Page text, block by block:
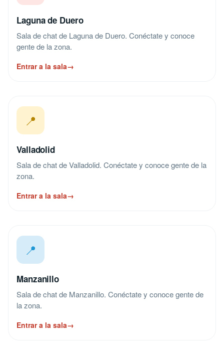
Laguna de Duero
Sala de chat de Laguna de Duero. Conéctate y conoce
gente de la zona.
Entrar a la sala→
📍
Valladolid
Sala de chat de Valladolid. Conéctate y conoce gente de la
zona.
Entrar a la sala→
📍
Manzanillo
Sala de chat de Manzanillo. Conéctate y conoce gente de
la zona.
Entrar a la sala→